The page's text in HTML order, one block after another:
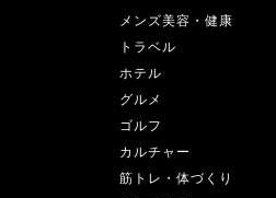
メンズ美容・健康
トラベル
ホテル
グルメ
ゴルフ
カルチャー
筋トレ・体づくり